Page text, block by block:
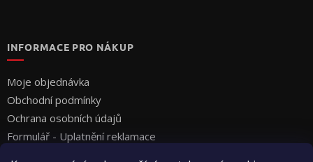
INFORMACE PRO NÁKUP
Moje objednávka
Obchodní podmínky
Ochrana osobních údajů
Formulář - Uplatnění reklamace